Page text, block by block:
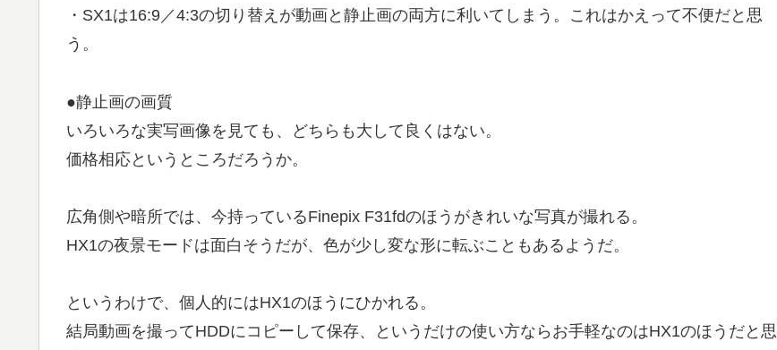
・SX1は16:9／4:3の切り替えが動画と静止画の両方に利いてしまう。これはかえって不便だと思
う。
●静止画の画質
いろいろな実写画像を見ても、どちらも大して良くはない。
価格相応というところだろうか。
広角側や暗所では、今持っているFinepix F31fdのほうがきれいな写真が撮れる。
HX1の夜景モードは面白そうだが、色が少し変な形に転ぶこともあるようだ。
というわけで、個人的にはHX1のほうにひかれる。
結局動画を撮ってHDDにコピーして保存、というだけの使い方ならお手軽なのはHX1のほうだと思